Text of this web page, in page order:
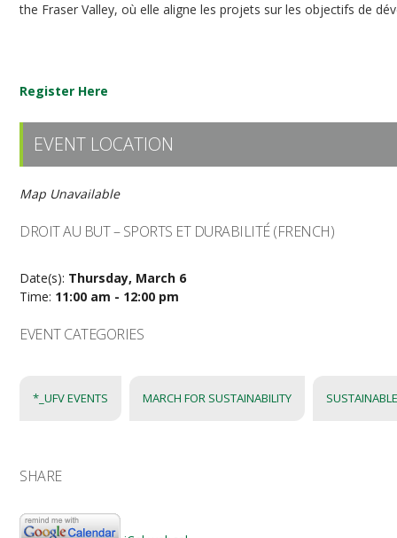
the Fraser Valley, où elle aligne les projets sur les objectifs de
Register Here
EVENT LOCATION
Map Unavailable
DROIT AU BUT – SPORTS ET DURABILITÉ (FRENCH)
Date(s): Thursday, March 6
Time: 11:00 am - 12:00 pm
EVENT CATEGORIES
*_UFV EVENTS MARCH FOR SUSTAINABILITY
SHARE